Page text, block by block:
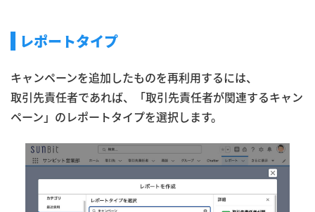
レポートタイプ
キャンペーンを追加したものを再利用するには、
取引先責任者であれば、「取引先責任者が関連するキャン
ペーン」のレポートタイプを選択します。